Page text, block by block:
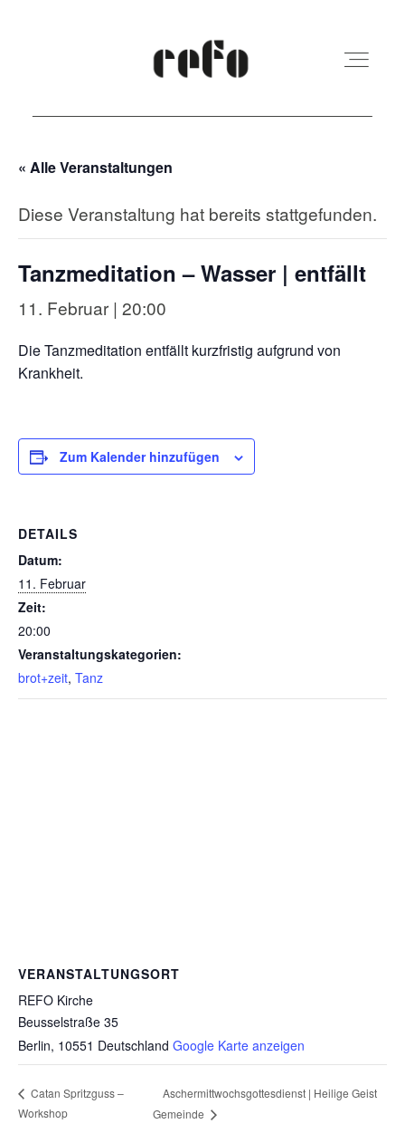
REFO Moabit
Terminkalender
Vermietung
« Alle Veranstaltungen
Diese Veranstaltung hat bereits stattgefunden.
Tanzmeditation – Wasser | entfällt
11. Februar | 20:00
Die Tanzmeditation entfällt kurzfristig aufgrund von
Krankheit.
Zum Kalender hinzufügen
DETAILS
Datum:
11. Februar
Zeit:
20:00
Veranstaltungskategorien:
brot+zeit, Tanz
VERANSTALTUNGSORT
REFO Kirche
Beusselstraße 35
Berlin, 10551 Deutschland Google Karte anzeigen
Catan Spritzguss –
Workshop
Aschermittwochsgottesdienst | Heilige Geist
Gemeinde